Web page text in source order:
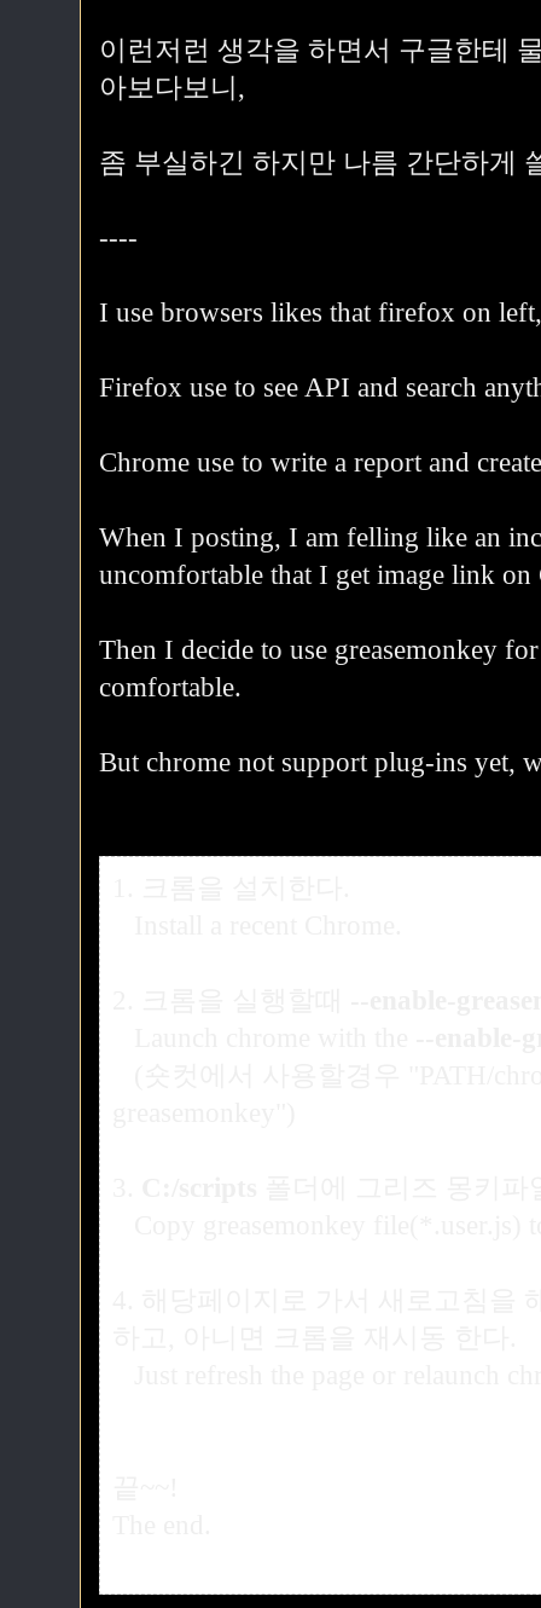
이런저런 생각을 하면서 구글한테
아보다보니,
좀 부실하긴 하지만 나름 간단하게
----
I use browsers likes that firefox on
Firefox use to see API and search
Chrome use to write a report and
When I posting, I am felling like an
uncomfortable that I get image link on
Then I decide to use greasemonkey
comfortable.
But chrome not support plug-ins yet,